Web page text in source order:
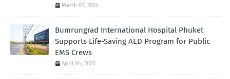
March 01, 2024
Bumrungrad International Hospital Phuket
Supports Life-Saving AED Program for Public
EMS Crews
April 04, 2025